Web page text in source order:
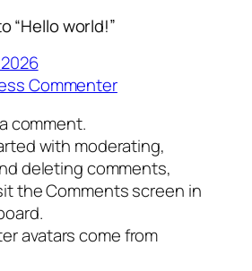
“Hello world!”
Commenter
comment.
with moderating,
deleting comments,
the Comments screen in
avatars come from